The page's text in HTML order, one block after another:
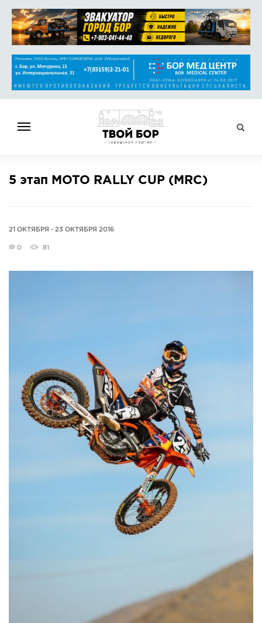
НОВОСТИ
ГОЛОСОВАНИЯ
ПРЕДЛОЖИТЬ НОВОСТЬ
ФОТО
5 этап MOTO RALLY CUP (MRC)
21 ОКТЯБРЯ - 23 ОКТЯБРЯ 2016
0 81